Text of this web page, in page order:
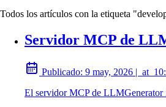
Todos los artículos con la etiqueta
Servidor MCP de
Publicado: 9 may, 2026 | at
El servidor MCP de LLMGenerator